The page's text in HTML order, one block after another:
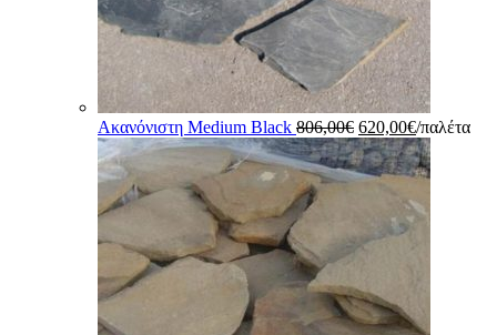
Ακανόνιστη Medium Black 806,00€ Original
price
was:
806,00€.
620,00€Η
τρέχουσα
τιμή
είναι:
620,00€.
/παλέτα